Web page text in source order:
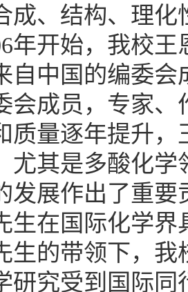
成、结构、理
年开始，我校王
自中国的编委会
会成员，专家
质量逐年提升，
尤其是多酸化
发展作出了重要
生在国际化学界
生的带领下，我
研究受到国际同